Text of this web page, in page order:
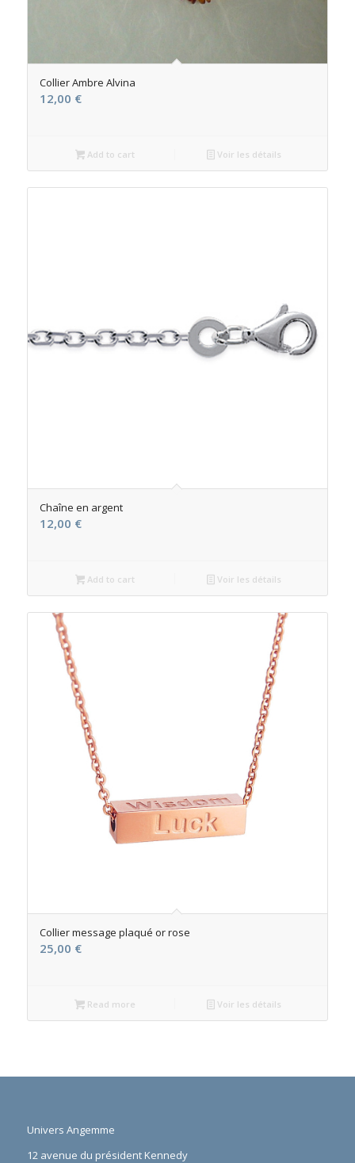
Collier Ambre Alvina
12,00 €
Add to cart Voir les détails
Chaîne en argent
12,00 €
Add to cart Voir les détails
Collier message plaqué or rose
25,00 €
Read more Voir les détails
Univers Angemme
12 avenue du président Kennedy